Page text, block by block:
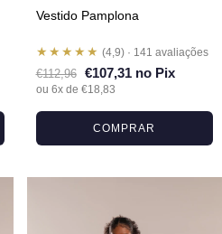
Vestido Pamplona
★★★★★ (4,9) · 141 avaliações
€112,96 €107,31 no Pix
ou 6x de €18,83
COMPRAR